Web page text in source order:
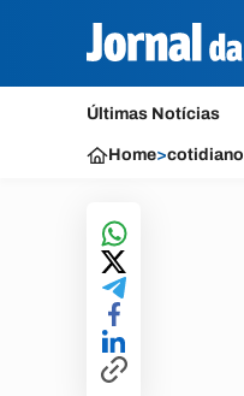
Últimas Notícias
Home>cotidiano